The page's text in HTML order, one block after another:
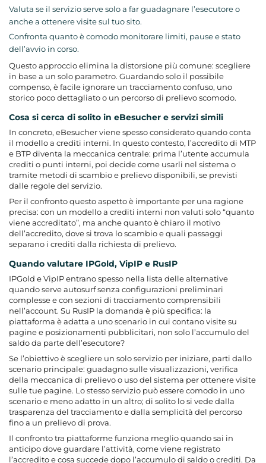
Valuta se il servizio serve solo a far guadagnare l’esecutore o
anche a ottenere visite sul tuo sito.
Confronta quanto è comodo monitorare limiti, pause e stato
dell’avvio in corso.
Questo approccio elimina la distorsione più comune: scegliere
in base a un solo parametro. Guardando solo il possibile
compenso, è facile ignorare un tracciamento confuso, uno
storico poco dettagliato o un percorso di prelievo scomodo.
Cosa si cerca di solito in eBesucher e servizi simili
In concreto, eBesucher viene spesso considerato quando conta
il modello a crediti interni. In questo contesto, l’accredito di MTP
e BTP diventa la meccanica centrale: prima l’utente accumula
crediti o punti interni, poi decide come usarli nel sistema o
tramite metodi di scambio e prelievo disponibili, se previsti
dalle regole del servizio.
Per il confronto questo aspetto è importante per una ragione
precisa: con un modello a crediti interni non valuti solo “quanto
viene accreditato”, ma anche quanto è chiaro il motivo
dell’accredito, dove si trova lo scambio e quali passaggi
separano i crediti dalla richiesta di prelievo.
Quando valutare IPGold, VipIP e RusIP
IPGold e VipIP entrano spesso nella lista delle alternative
quando serve autosurf senza configurazioni preliminari
complesse e con sezioni di tracciamento comprensibili
nell’account. Su RusIP la domanda è più specifica: la
piattaforma è adatta a uno scenario in cui contano visite su
pagine e posizionamenti pubblicitari, non solo l’accumulo del
saldo da parte dell’esecutore?
Se l’obiettivo è scegliere un solo servizio per iniziare, parti dallo
scenario principale: guadagno sulle visualizzazioni, verifica
della meccanica di prelievo o uso del sistema per ottenere visite
sulle tue pagine. Lo stesso servizio può essere comodo in uno
scenario e meno adatto in un altro; di solito lo si vede dalla
trasparenza del tracciamento e dalla semplicità del percorso
fino a un prelievo di prova.
Il confronto tra piattaforme funziona meglio quando sai in
anticipo dove guardare l’attività, come viene registrato
l’accredito e cosa succede dopo l’accumulo di saldo o crediti. Da